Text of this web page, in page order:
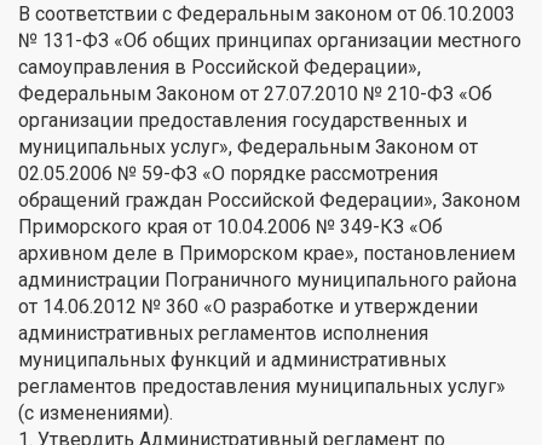
В соответствии с Федеральным законом от 06.10.2003
№ 131-ФЗ «Об общих принципах организации местного
самоуправления в Российской Федерации»,
Федеральным Законом от 27.07.2010 № 210-ФЗ «Об
организации предоставления государственных и
муниципальных услуг», Федеральным Законом от
02.05.2006 № 59-ФЗ «О порядке рассмотрения
обращений граждан Российской Федерации», Законом
Приморского края от 10.04.2006 № 349-КЗ «Об
архивном деле в Приморском крае», постановлением
администрации Пограничного муниципального района
от 14.06.2012 № 360 «О разработке и утверждении
административных регламентов исполнения
муниципальных функций и административных
регламентов предоставления муниципальных услуг»
(с изменениями).
1. Утвердить Административный регламент по